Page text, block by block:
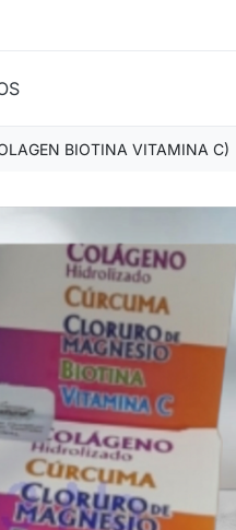
BIOTINA VITAMINA C)